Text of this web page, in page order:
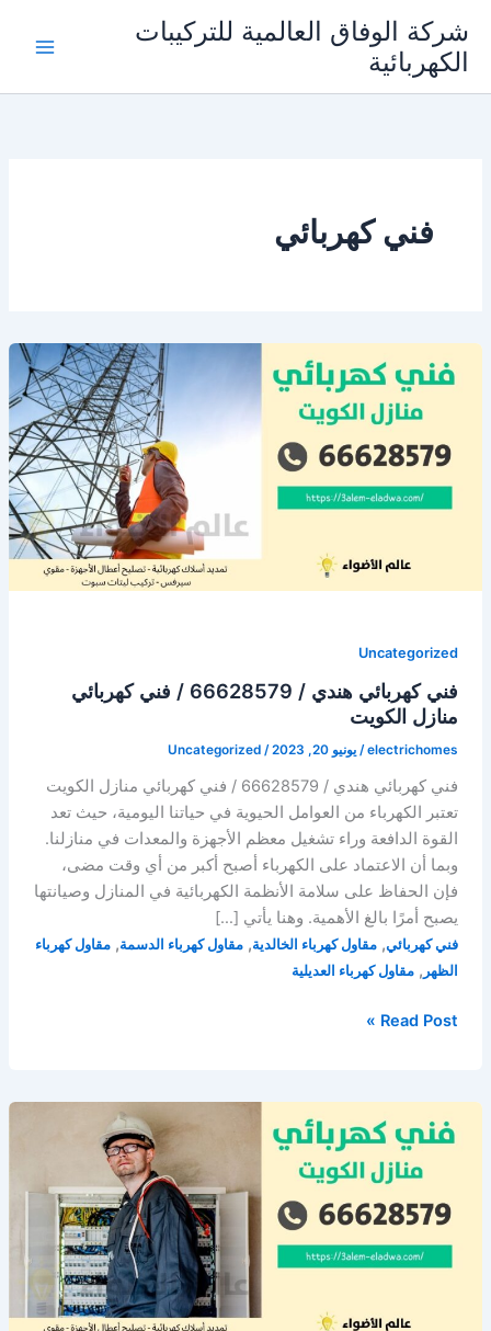
المحتوى
شركة الوفاق العالمية للتركيبات
الكهربائية
فني كهربائي
Uncategorized
فني كهربائي هندي / 66628579 / فني كهربائي
منازل الكويت
electrichomes
/ يونيو 20, 2023 /
Uncategorized
فني كهربائي هندي / 66628579 / فني كهربائي منازل الكويت
تعتبر الكهرباء من العوامل الحيوية في حياتنا اليومية، حيث تعد
القوة الدافعة وراء تشغيل معظم الأجهزة والمعدات في منازلنا.
وبما أن الاعتماد على الكهرباء أصبح أكبر من أي وقت مضى،
فإن الحفاظ على سلامة الأنظمة الكهربائية في المنازل وصيانتها
يصبح أمرًا بالغ الأهمية. وهنا يأتي […]
فني كهربائي, مقاول كهرباء الخالدية, مقاول كهرباء الدسمة, مقاول كهرباء
الظهر , مقاول كهرباء العديلية
فني
/
66628579
/
كهربائي
منازل
الكويت
Read Post »